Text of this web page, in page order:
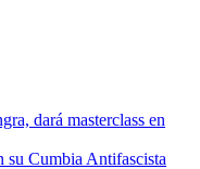
dará masterclass en
Cumbia Antifascista